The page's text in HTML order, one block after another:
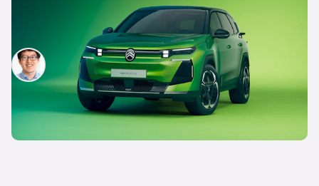
SUV ist ab sofort für 33.990 € bestellbar in zwei
Varianten und drei Ausstattungslinien
Patrik Chen
17. Juli 2025